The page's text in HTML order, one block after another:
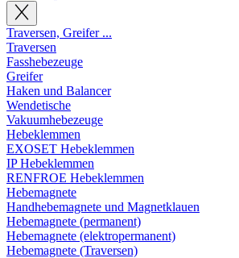
Traversen, Greifer ...
Traversen
Fasshebezeuge
Greifer
Haken und Balancer
Wendetische
Vakuumhebezeuge
Hebeklemmen
EXOSET Hebeklemmen
IP Hebeklemmen
RENFROE Hebeklemmen
Hebemagnete
Handhebemagnete und Magnetklauen
Hebemagnete (permanent)
Hebemagnete (elektropermanent)
Hebemagnete (Traversen)